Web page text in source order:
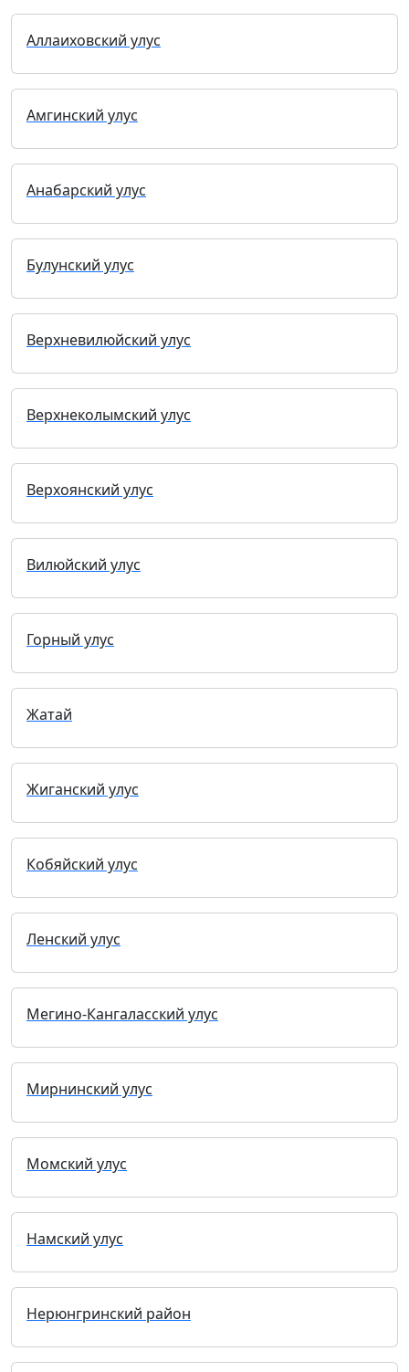
Аллаиховский улус
Амгинский улус
Анабарский улус
Булунский улус
Верхневилюйский улус
Верхнеколымский улус
Верхоянский улус
Вилюйский улус
Горный улус
Жатай
Жиганский улус
Кобяйский улус
Ленский улус
Мегино-Кангаласский улус
Мирнинский улус
Момский улус
Намский улус
Нерюнгринский район